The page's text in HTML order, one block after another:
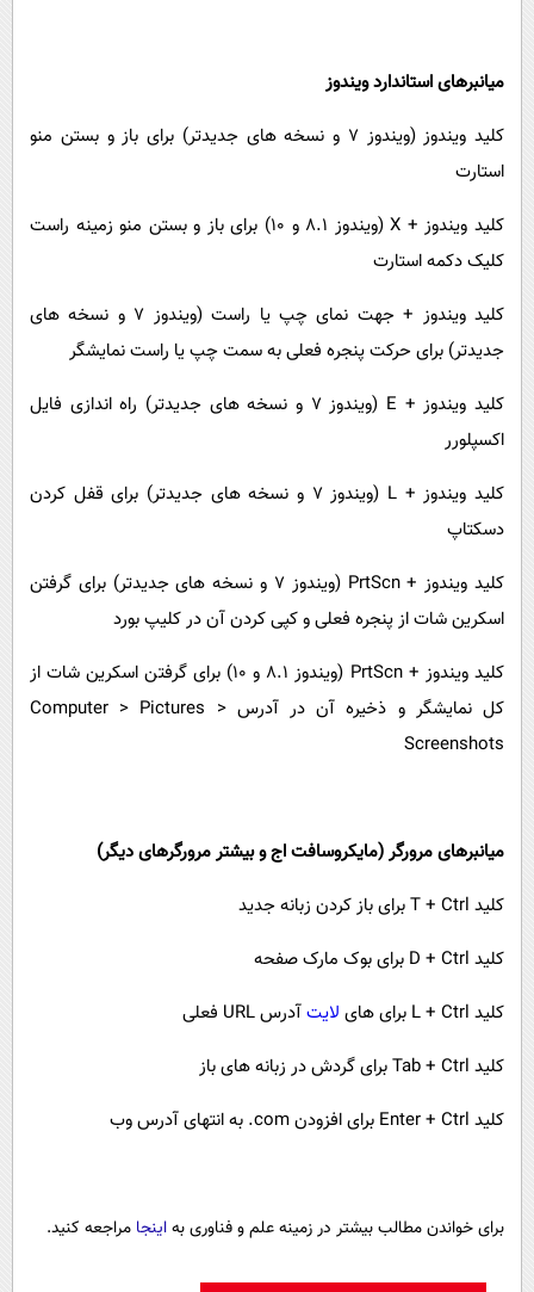
میانبرهای استاندارد ویندوز
کلید ویندوز (ویندوز 7 و نسخه های جدیدتر) برای باز و بستن منو
استارت
کلید ویندوز + X
(ویندوز 8.1 و 10) برای باز و بستن منو زمینه راست
کلیک دکمه استارت
کلید ویندوز + جهت نمای چپ یا راست (ویندوز 7 و نسخه های
جدیدتر) برای حرکت پنجره فعلی به سمت چپ یا راست نمایشگر
کلید ویندوز + E
(ویندوز 7 و نسخه های جدیدتر) راه اندازی فایل
اکسپلورر
کلید ویندوز + L
(ویندوز 7 و نسخه های جدیدتر) برای قفل کردن
دسکتاپ
کلید ویندوز +PrtScn
(ویندوز 7 و نسخه های جدیدتر) برای گرفتن
اسکرین شات از پنجره فعلی و کپی کردن آن در کلیپ بورد
کلید ویندوز +PrtScn
(ویندوز 8.1 و 10) برای گرفتن اسکرین شات از
کل نمایشگر و ذخیره آن در آدرسComputer > Pictures >
Screenshots
میانبرهای مرورگر (مایکروسافت اج و بیشتر مرورگرهای دیگر)
کلید Ctrl
+
Tبرای باز کردن زبانه جدید
کلید Ctrl
+
D برای بوک مارک صفحه
کلید Ctrl
+
L برای های لایتآدرسURL فعلی
کلید Ctrl
+
Tabبرای گردش در زبانه های باز
کلید Ctrl
+
Enter برای افزودن.com به انتهای آدرس وب
برای خواندن مطالب بیشتر در زمینه علم و فناوری بهاینجا مراجعه کنید.